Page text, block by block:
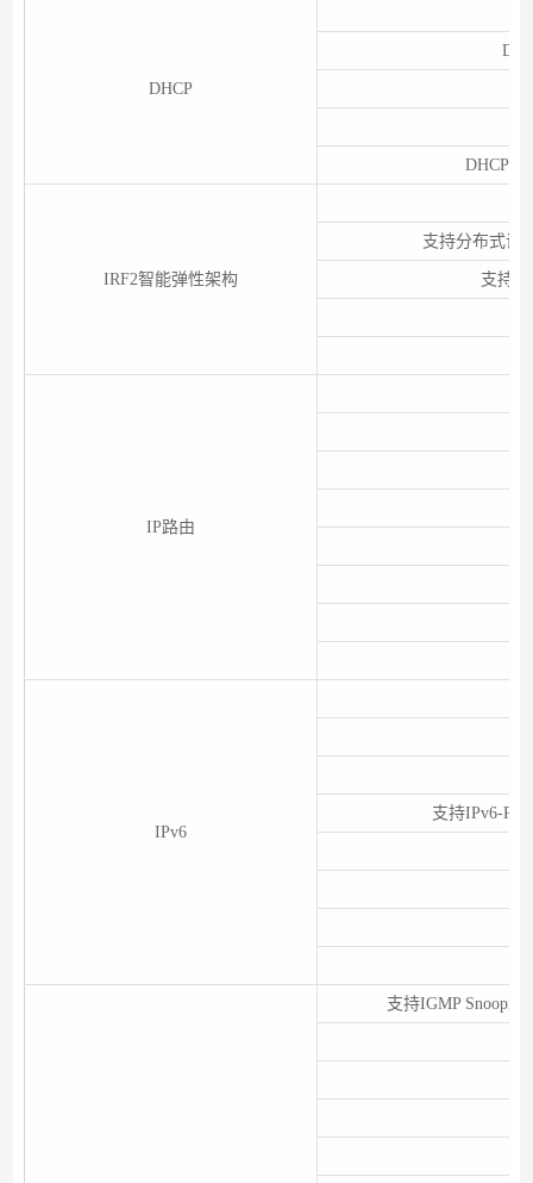
DHCP
DHCP
IRF2智能弹性架构
支持分布式设
支持
IP路由
IPv6
支持IPv6-
支持IGMP